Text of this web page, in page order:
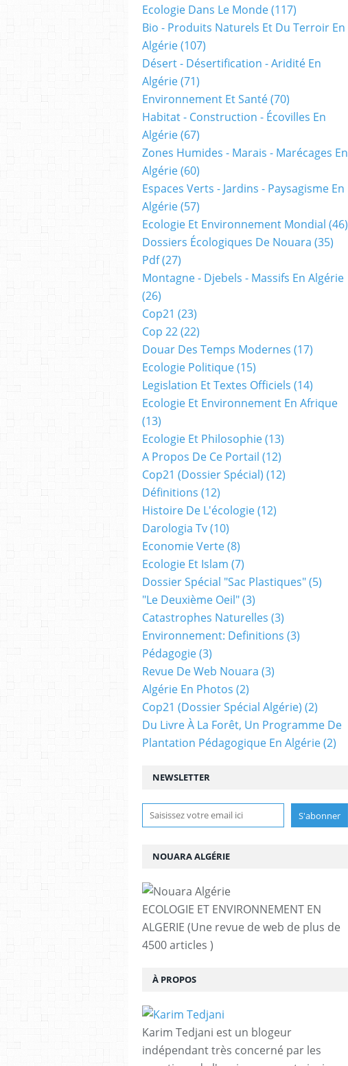
NEWSLETTER
NOUARA ALGÉRIE
ECOLOGIE ET ENVIRONNEMENT EN
ALGERIE (Une revue de web de plus de
4500 articles )
À PROPOS
Karim Tedjani est un blogeur
indépendant très concerné par les
Ecologie Dans Le Monde(117)
Bio - Produits Naturels Et Du Terroir En
Algérie(107)
Désert - Désertification - Aridité En
Algérie(71)
Environnement Et Santé(70)
Habitat - Construction - Écovilles En
Algérie(67)
Zones Humides - Marais - Marécages En
Algérie(60)
Espaces Verts - Jardins - Paysagisme En
Algérie(57)
Ecologie Et Environnement Mondial (46)
Dossiers Écologiques De Nouara (35)
Pdf(27)
Montagne - Djebels - Massifs En Algérie
(26)
Cop21 (23)
Cop 22(22)
Douar Des Temps Modernes (17)
Ecologie Politique(15)
Legislation Et Textes Officiels (14)
Ecologie Et Environnement En Afrique
(13)
Ecologie Et Philosophie(13)
A Propos De Ce Portail (12)
Cop21 (dossier Spécial) (12)
Définitions (12)
Histoire De L'écologie(12)
Darologia Tv(10)
Economie Verte(8)
Ecologie Et Islam (7)
Dossier Spécial "sac Plastiques"(5)
"le Deuxième Oeil"(3)
Catastrophes Naturelles (3)
Environnement: Definitions (3)
Pédagogie(3)
Revue De Web Nouara (3)
Algérie En Photos (2)
Cop21 (dossier Spécial Algérie) (2)
Du Livre À La Forêt, Un Programme De
Plantation Pédagogique En Algérie(2)